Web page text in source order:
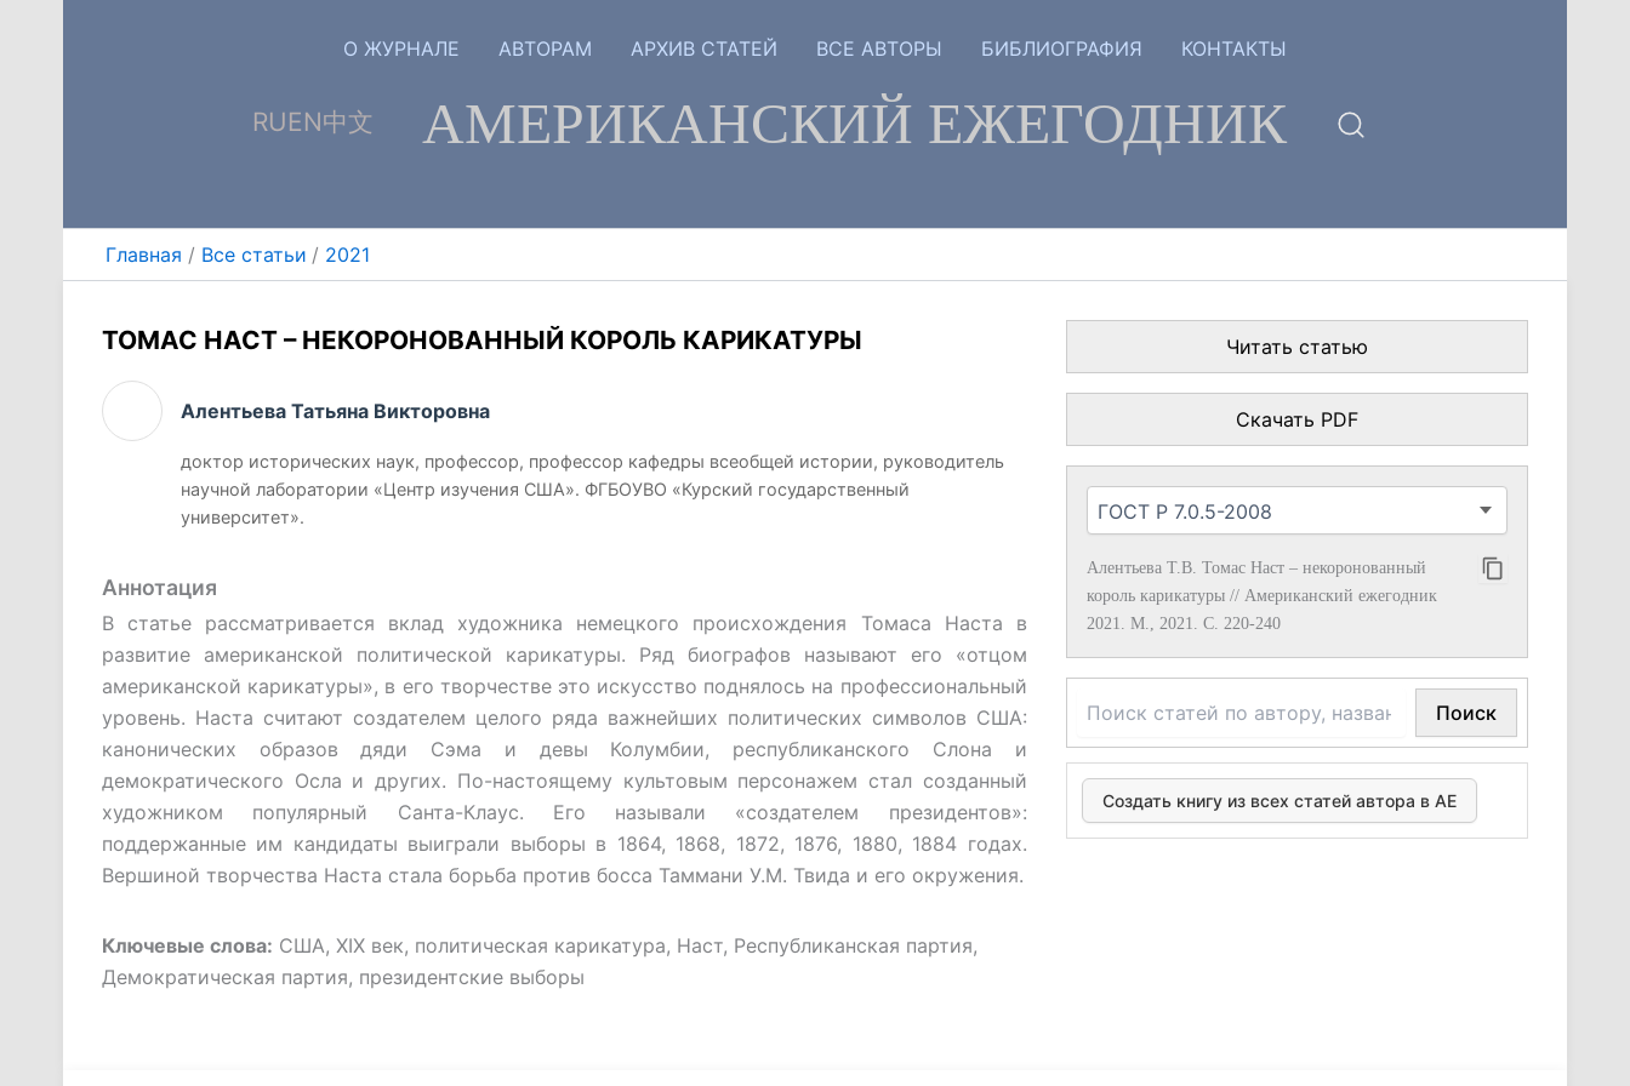
RUEN中文 АМЕРИКАНСКИЙ ЕЖЕГОДНИК
О ЖУРНАЛЕ АВТОРАМ АРХИВ СТАТЕЙ ВСЕ АВТОРЫ БИБЛИОГРАФИЯ КОНТАКТЫ
Главная Все статьи 2021
ТОМАС НАСТ – НЕКОРОНОВАННЫЙ КОРОЛЬ КАРИКАТУРЫ
Алентьева Татьяна Викторовна
доктор исторических наук, профессор, профессор кафедры всеобщей истории, руководитель
научной лаборатории «Центр изучения США». ФГБОУВО «Курский государственный
университет».
Аннотация
В статье рассматривается вклад художника немецкого происхождения Томаса Наста в
развитие американской политической карикатуры. Ряд биографов называют его «отцом
американской карикатуры», в его творчестве это искусство поднялось на профессиональный
уровень. Наста считают создателем целого ряда важнейших политических символов США:
канонических образов дяди Сэма и девы Колумбии, республиканского Слона и
демократического Осла и других. По-настоящему культовым персонажем стал созданный
художником популярный Санта-Клаус. Его называли «создателем президентов»:
поддержанные им кандидаты выиграли выборы в 1864, 1868, 1872, 1876, 1880, 1884 годах.
Вершиной творчества Наста стала борьба против босса Таммани У.М. Твида и его окружения.
Ключевые слова: США, XIX век, политическая карикатура, Наст, Республиканская партия,
Демократическая партия, президентские выборы
Читать статью
Скачать PDF
Алентьева Т.В. Томас Наст – некоронованный
король карикатуры // Американский ежегодник
2021. М., 2021. С. 220-240
Поиск
Создать книгу из всех статей автора в АЕ